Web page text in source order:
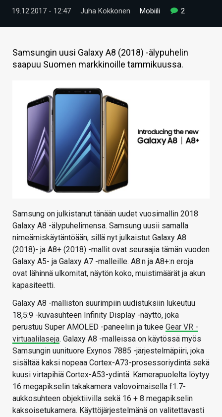
VIDEOT
TECHBBS
TIETOA
HINTA.FI
VAIHDA TEEMA
HAKU
19.12.2017 - 12:47 Juha Kokkonen Mobiili 2
Samsungin uusi Galaxy A8 (2018) -älypuhelin
saapuu Suomen markkinoille tammikuussa.
Samsung on julkistanut tänään uudet vuosimallin 2018
Galaxy A8 -älypuhelimensa. Samsung uusii samalla
nimeämiskäytäntöään, sillä nyt julkaistut Galaxy A8
(2018)- ja A8+ (2018) -mallit ovat seuraajia tämän vuoden
Galaxy A5- ja Galaxy A7 -malleille. A8:n ja A8+:n eroja
ovat lähinnä ulkomitat, näytön koko, muistimäärät ja akun
kapasiteetti.
Galaxy A8 -malliston suurimpiin uudistuksiin lukeutuu
18,5:9 -kuvasuhteen Infinity Display -näyttö, joka
perustuu Super AMOLED -paneeliin ja tukee Gear VR -
virtuaalilaseja. Galaxy A8 -malleissa on käytössä myös
Samsungin uunituore Exynos 7885 -järjestelmäpiiri, joka
sisältää kaksi nopeaa Cortex-A73-prosessoriydintä sekä
kuusi virtapihiä Cortex-A53-ydintä. Kamerapuolelta löytyy
16 megapikselin takakamera valovoimaisella f1.7-
aukkosuhteen objektiivilla sekä 16 + 8 megapikselin
kaksoisetukamera. Käyttöjärjestelmänä on valitettavasti